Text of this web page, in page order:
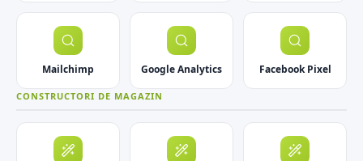
Mailchimp Google Analytics Facebook Pixel
CONSTRUCTORI DE MAGAZIN